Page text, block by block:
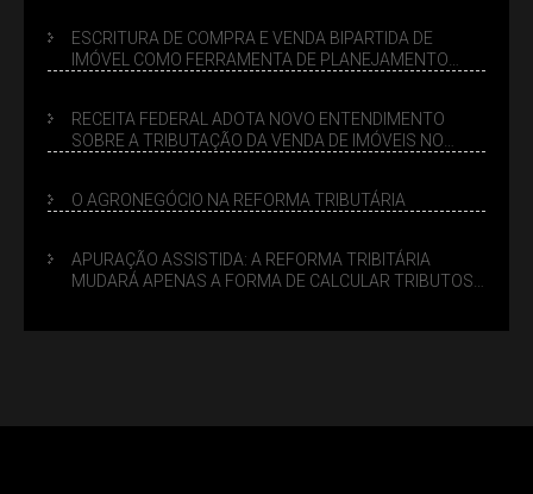
ESCRITURA DE COMPRA E VENDA BIPARTIDA DE
IMÓVEL COMO FERRAMENTA DE PLANEJAMENTO
RECEITA FEDERAL ADOTA NOVO ENTENDIMENTO
SOBRE A TRIBUTAÇÃO DA VENDA DE IMÓVEIS NO
O AGRONEGÓCIO NA REFORMA TRIBUTÁRIA
APURAÇÃO ASSISTIDA: A REFORMA TRIBITÁRIA
MUDARÁ APENAS A FORMA DE CALCULAR TRIBUTOS